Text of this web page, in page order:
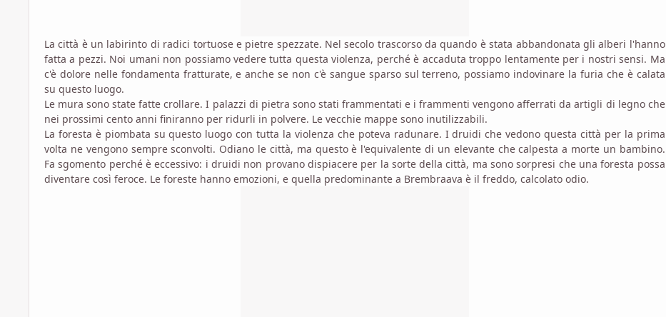
La città è un labirinto di radici tortuose e pietre spezzate. Nel secolo trascorso da quando è stata abbandonata gli alberi l'hanno
fatta a pezzi. Noi umani non possiamo vedere tutta questa violenza, perché è accaduta troppo lentamente per i nostri sensi. Ma
c'è dolore nelle fondamenta fratturate, e anche se non c'è sangue sparso sul terreno, possiamo indovinare la furia che è calata
su questo luogo.
Le mura sono state fatte crollare. I palazzi di pietra sono stati frammentati e i frammenti vengono afferrati da artigli di legno che
nei prossimi cento anni finiranno per ridurli in polvere. Le vecchie mappe sono inutilizzabili.
La foresta è piombata su questo luogo con tutta la violenza che poteva radunare. I druidi che vedono questa città per la prima
volta ne vengono sempre sconvolti. Odiano le città, ma questo è l'equivalente di un elevante che calpesta a morte un bambino.
Fa sgomento perché è eccessivo: i druidi non provano dispiacere per la sorte della città, ma sono sorpresi che una foresta possa
diventare così feroce. Le foreste hanno emozioni, e quella predominante a Brembraava è il freddo, calcolato odio.